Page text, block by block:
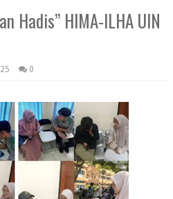
Hadis” HIMA-ILHA UIN
0